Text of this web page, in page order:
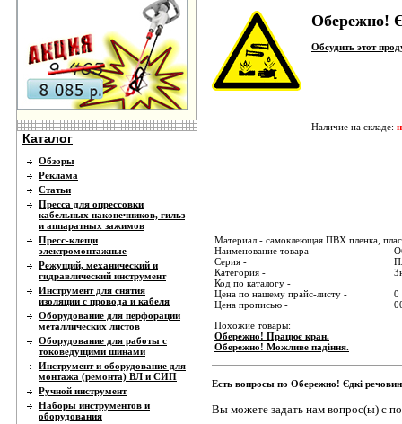
Каталог
Обзоры
Реклама
Статьи
Пресса для опрессовки
кабельных наконечников, гильз
и аппаратных зажимов
Пресс-клещи
электромонтажные
Режущий, механический и
гидравлический инструмент
Инструмент для снятия
изоляции с провода и кабеля
Оборудование для перфорации
металлических листов
Оборудование для работы с
токоведущими шинами
Инструмент и оборудование для
монтажа (ремонта) ВЛ и СИП
Ручной инструмент
Наборы инструментов и
оборудования
Обережно!
Обсудить этот
Наличие на складе:
Материал - самоклеющая ПВХ пленка,
Наименование товара -
Серия -
Категория -
Код по каталогу -
Цена по нашему прайс-листу -
0
Цена прописью -
Похожие товары:
Обережно! Працює кран.
Обережно! Можливе падіння.
Есть вопросы по Обережно! Єдкі
Вы можете задать нам вопрос(ы) с